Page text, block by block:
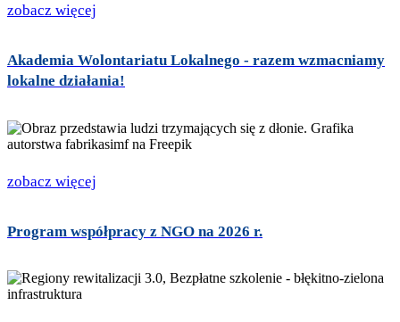
zobacz więcej
Akademia Wolontariatu Lokalnego - razem wzmacniamy
lokalne działania!
zobacz więcej
Program współpracy z NGO na 2026 r.